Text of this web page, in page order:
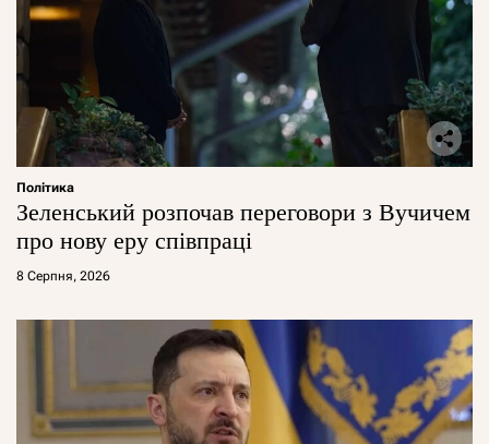
Політика
Зеленський розпочав переговори з Вучичем
про нову еру співпраці
8 Серпня, 2026